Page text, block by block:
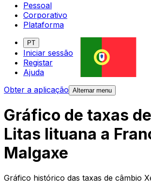
Pessoal
Corporativo
Plataforma
PT
Iniciar sessão
Registar
Ajuda
Obter a aplicação Alternar menu
Gráfico de taxas
Litas lituana a
Malgaxe
Gráfico histórico das taxas de câmbio